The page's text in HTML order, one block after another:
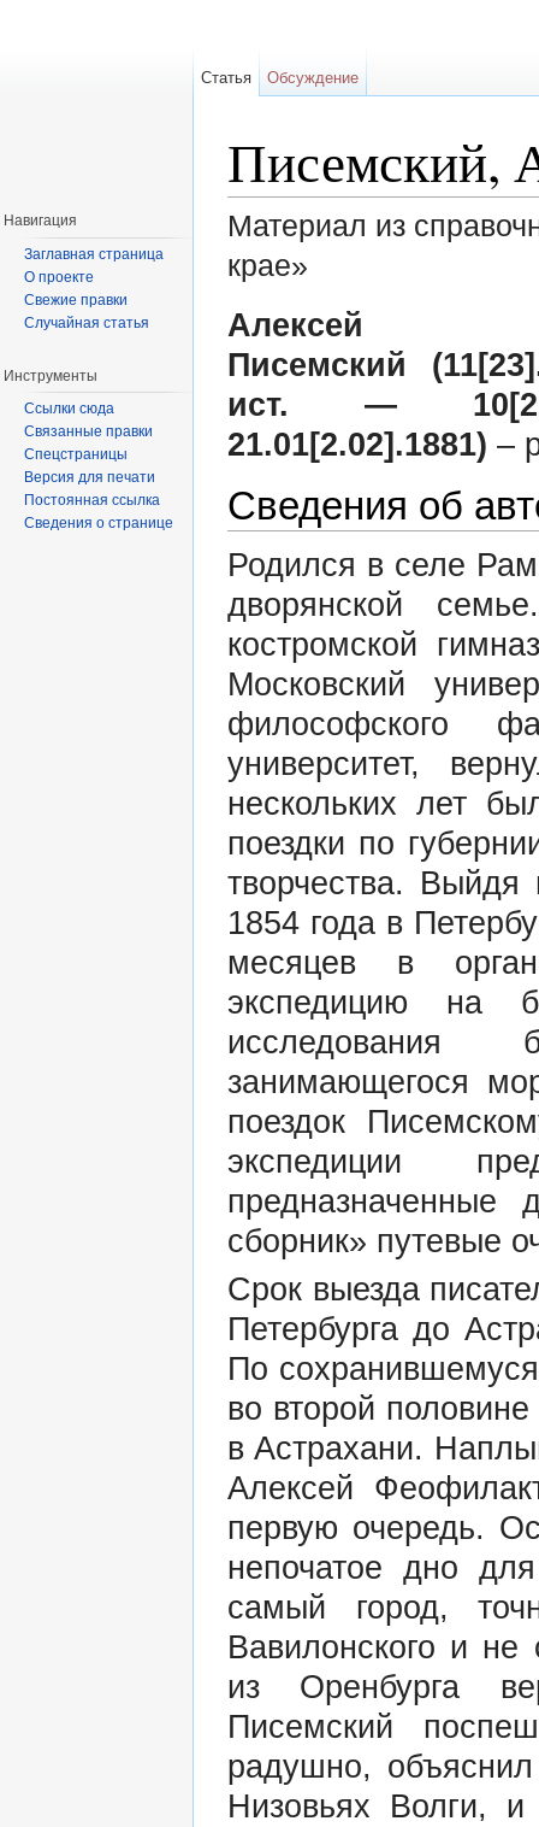
Писемский,
Материал из
крае»
Алексей
Писемский
ист. —
21.01[2.02].1881) –
Сведения об
Родился в селе
дворянской
костромской
Московский
философского
университет,
нескольких лет
поездки по
творчества. Выйдя
1854 года в
месяцев в
экспедицию на
исследования
занимающегося
поездок
экспедиции
сборник» путевые
Срок выезда
Петербурга до
По
во второй
в Астрахани.
Алексей
первую очередь.
непочатое дно
самый город,
Вавилонского и
из Оренбурга
Писемский
радушно,
Низовьях Волги,
Статья Обсуждение
Навигация
Заглавная страница
О проекте
Свежие правки
Случайная статья
Инструменты
Ссылки сюда
Связанные правки
Спецстраницы
Версия для печати
Постоянная ссылка
Сведения о странице